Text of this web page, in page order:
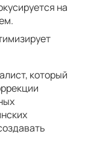
на
который